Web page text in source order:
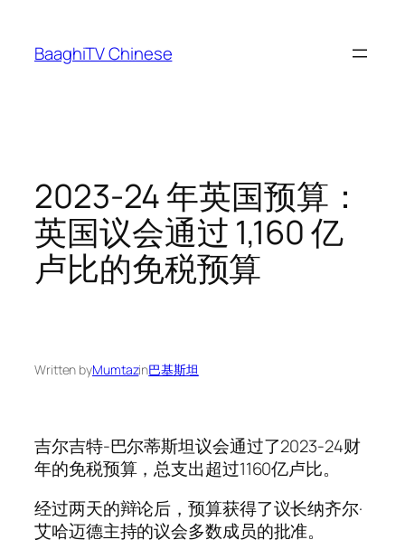
content
BaaghiTV Chinese
2023-24 年英国预算：
英国议会通过 1,160 亿
卢比的免税预算
Written byMumtazin巴基斯坦
吉尔吉特-巴尔蒂斯坦议会通过了2023-24财
年的免税预算，总支出超过1160亿卢比。
经过两天的辩论后，预算获得了议长纳齐尔·
艾哈迈德主持的议会多数成员的批准。